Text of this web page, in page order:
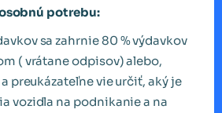
potrebu:
sa zahrnie 80 % výdavkov
( vrátane odpisov) alebo,
preukázateľne vie určiť, aký je
vozidla na podnikanie a na